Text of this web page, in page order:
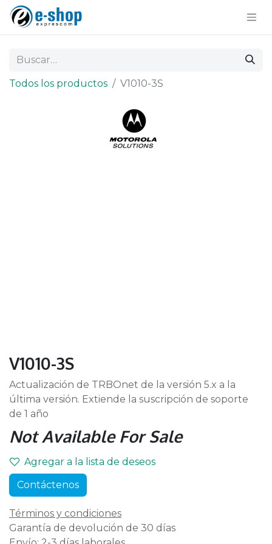
Todos los productos V1010-3S
V1010-3S
Actualización de TRBOnet de la versión 5.x a la
última versión. Extiende la suscripción de soporte
de 1 año
Not Available For Sale
Agregar a la lista de deseos
Contáctenos
Términos y condiciones
Garantía de devolución de 30 días